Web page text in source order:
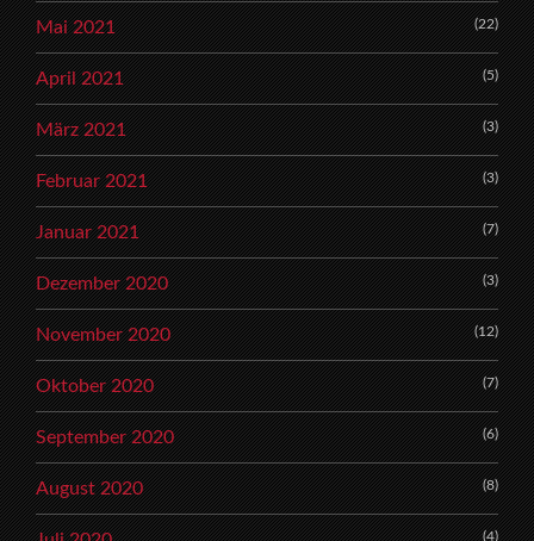
Mai 2021 (22)
April 2021 (5)
März 2021 (3)
Februar 2021 (3)
Januar 2021 (7)
Dezember 2020 (3)
November 2020 (12)
Oktober 2020 (7)
September 2020 (6)
August 2020 (8)
(4)